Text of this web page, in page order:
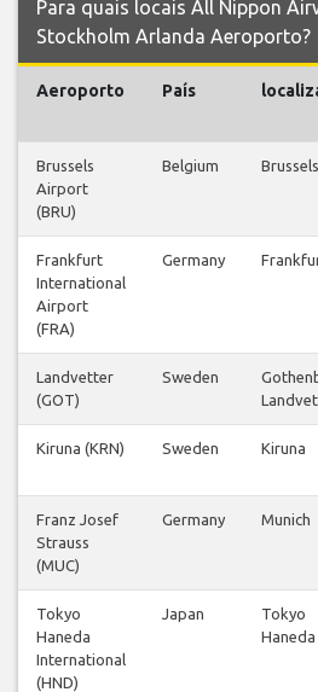
Para quais locais All Nippon
Stockholm Arlanda Aeroporto?
Aeroporto País
Brussels
Airport
(BRU)
Belgium Brussels
Frankfurt
International
Airport
(FRA)
Germany
Landvetter
(GOT)
Sweden
Kiruna (KRN) Sweden Kiruna
Franz Josef
Strauss
(MUC)
Germany Munich
Tokyo
Haneda
International
(HND)
Japan
Tokyo
Haneda